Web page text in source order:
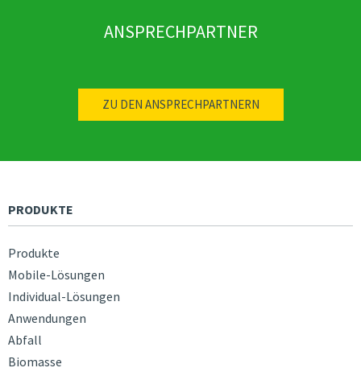
ANSPRECHPARTNER
ZU DEN ANSPRECHPARTNERN
PRODUKTE
Produkte
Mobile-Lösungen
Individual-Lösungen
Anwendungen
Abfall
Biomasse